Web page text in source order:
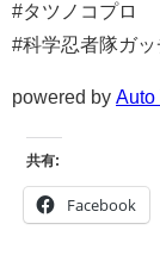
#タツノコプロ
#科学忍者隊ガ
powered by Auto
共有:
Facebook